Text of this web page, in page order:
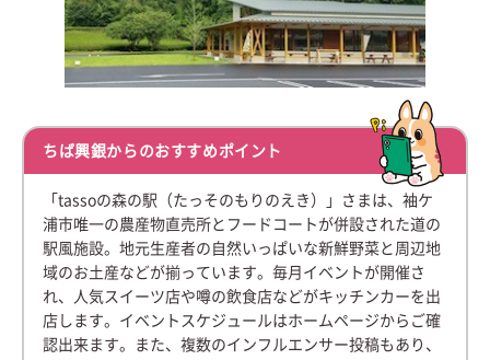
ちば興銀からのおすすめポイント
「tassoの森の駅（たっそのもりのえき）」さまは、袖ケ
浦市唯一の農産物直売所とフードコートが併設された道の
駅風施設。地元生産者の自然いっぱいな新鮮野菜と周辺地
域のお土産などが揃っています。毎月イベントが開催さ
れ、人気スイーツ店や噂の飲食店などがキッチンカーを出
店します。イベントスケジュールはホームページからご確
認出来ます。また、複数のインフルエンサー投稿もあり、